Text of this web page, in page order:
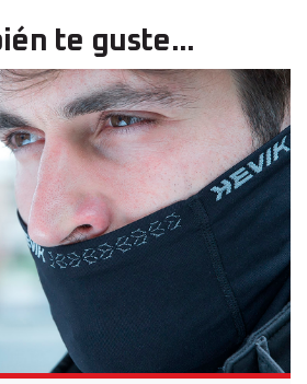
te guste...